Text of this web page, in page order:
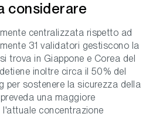
considerare
centralizzata rispetto ad
31 validatori gestiscono la
trova in Giappone e Corea del
inoltre circa il 50% del
per sostenere la sicurezza della
una maggiore
concentrazione